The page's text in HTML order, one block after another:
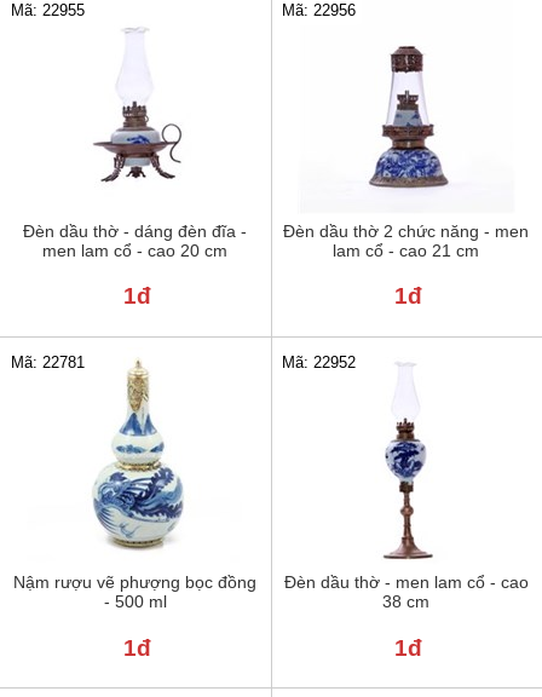
Đèn dầu thờ - dáng đèn đĩa -
men lam cổ - cao 20 cm
Mã: 22955
1đ
Đèn dầu thờ 2 chức năng - men
lam cổ - cao 21 cm
Mã: 22956
1đ
Nậm rượu vẽ phượng bọc đồng
- 500 ml
Mã: 22781
1đ
Đèn dầu thờ - men lam cổ - cao
38 cm
Mã: 22952
1đ